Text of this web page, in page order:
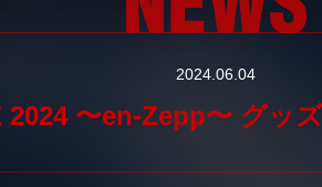
2024.06.04
〜en-Zepp〜 グッ